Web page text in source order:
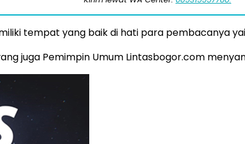
tempat yang baik di hati para pembacanya
juga Pemimpin Umum Lintasbogor.com